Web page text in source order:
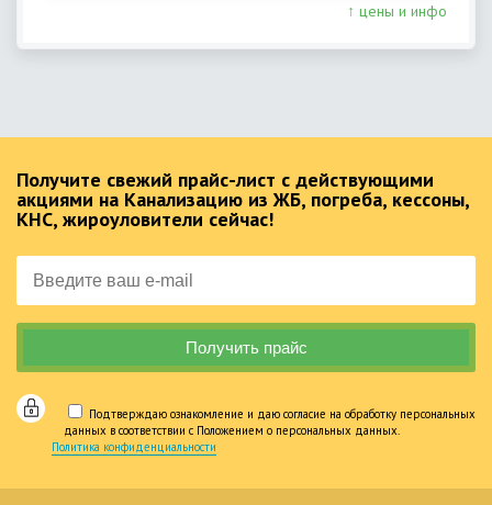
↑ цены и инфо
Получите свежий прайс-лист с действующими
акциями на Канализацию из ЖБ, погреба, кессоны,
КНС, жироуловители сейчас!
Подтверждаю ознакомление и даю согласие на обработку персональных
данных в соответствии с Положением о персональных данных.
Политика конфиденциальности